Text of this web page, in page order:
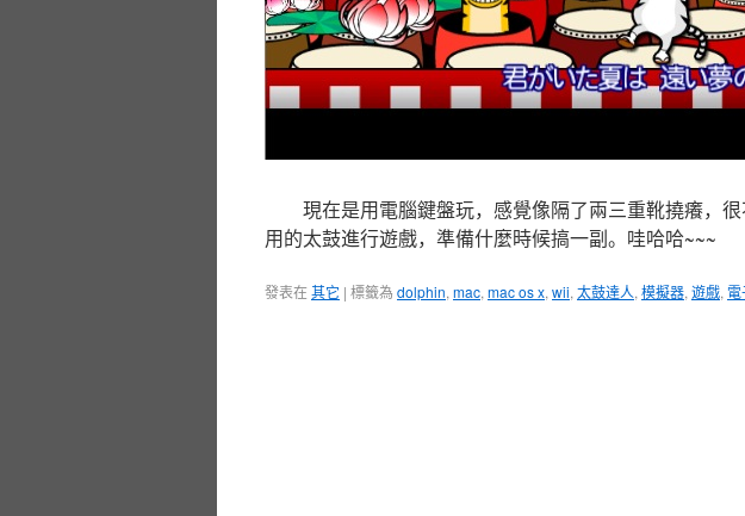
現在是用電腦鍵盤玩，感覺像隔了兩三重靴撓癢，
用的太鼓進行遊戲，準備什麼時候搞一副。哇哈哈~~~
發表在其它 | 標籤為 dolphin, mac, mac os x, wii, 太鼓達人, 模擬器, 遊戲,